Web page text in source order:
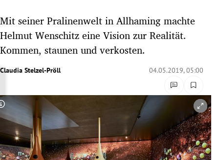
Untermenü
Untermenü
Untermenü
Mit seiner Pralinenwelt in Allhaming machte
Helmut Wenschitz eine Vision zur Realität.
Kommen, staunen und verkosten.
Claudia Stelzel-Pröll 04.05.2019, 05:00
Copyright-Hinweis öffnen/schließen